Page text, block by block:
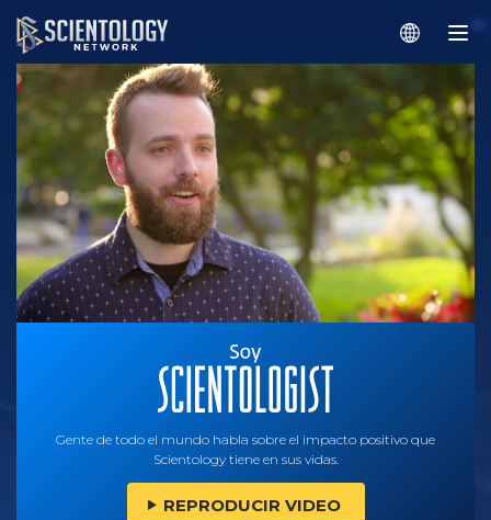
Gente de todo el mundo habla sobre el impacto positivo que
Scientology tiene en sus vidas.
REPRODUCIR VIDEO